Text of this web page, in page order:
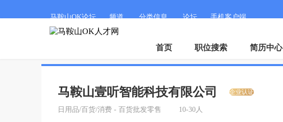
马鞍山OK论坛 频道 分类信息 论坛 手机客户端
首页 职位搜索 简历中心
马鞍山壹听智能科技有限公司 企业认证
日用品/百货/消费 - 百货批发零售 10-30人